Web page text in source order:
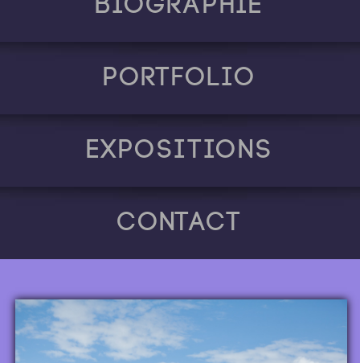
Portfolio
Expositions
Contact